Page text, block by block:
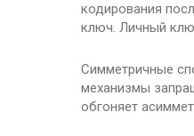
кодирования
ключ. Личный
Симметричные
механизмы
обгоняет